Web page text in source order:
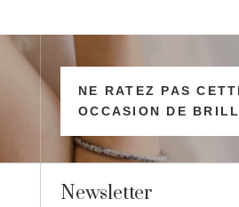
NE RATEZ PAS
OCCASION DE
Newsletter